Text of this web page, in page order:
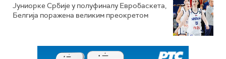
Јуниорке Србије у полуфиналу Евробаскета,
Белгија поражена великим преокретом